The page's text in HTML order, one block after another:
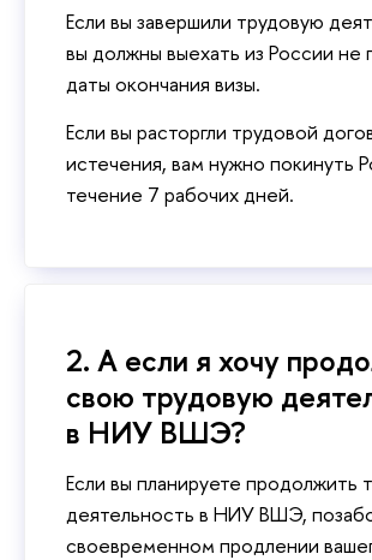
Если вы завершили трудовую
вы должны выехать из России не
даты окончания визы.
Если вы расторгли трудовой
истечения, вам нужно покинуть
течение 7 рабочих дней.
2. А если я хочу
свою трудовую
в НИУ ВШЭ?
Если вы планируете продолжить
деятельность в НИУ ВШЭ,
своевременном продлении